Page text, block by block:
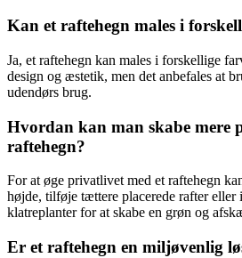
Kan et raftehegn males i
Ja, et raftehegn kan males i forskellige
design og æstetik, men det anbefales at
udendørs brug.
Hvordan kan man skabe mere
raftehegn?
For at øge privatlivet med et raftehegn
højde, tilføje tættere placerede rafter eller
klatreplanter for at skabe en grøn og
Er et raftehegn en miljøvenlig